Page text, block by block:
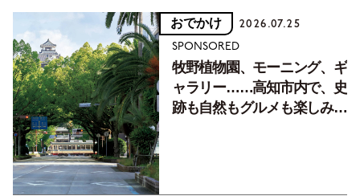
おでかけ 2026.07.25
SPONSORED
牧野植物園、モーニング、ギ
ャラリー……高知市内で、史
跡も自然もグルメも楽しみ尽